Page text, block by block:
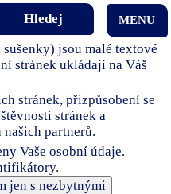
jsou malé textové
stránek ukládají na Váš
stránek, přizpůsobení se
stránek a
partnerů.
Vaše osobní údaje.
jen s nezbytnými
MENU